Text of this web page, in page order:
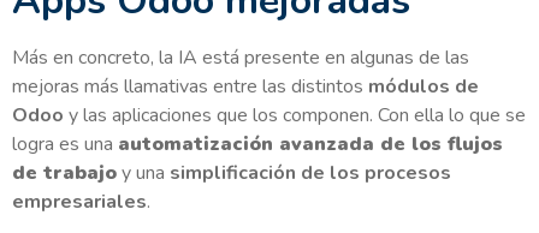
Más en concreto, la IA está presente en algunas de las
mejoras más llamativas entre las distintos módulos de
Odoo y las aplicaciones que los componen. Con ella lo que se
logra es una automatización avanzada de los flujos
de trabajoy una simplificación de los procesos
empresariales.